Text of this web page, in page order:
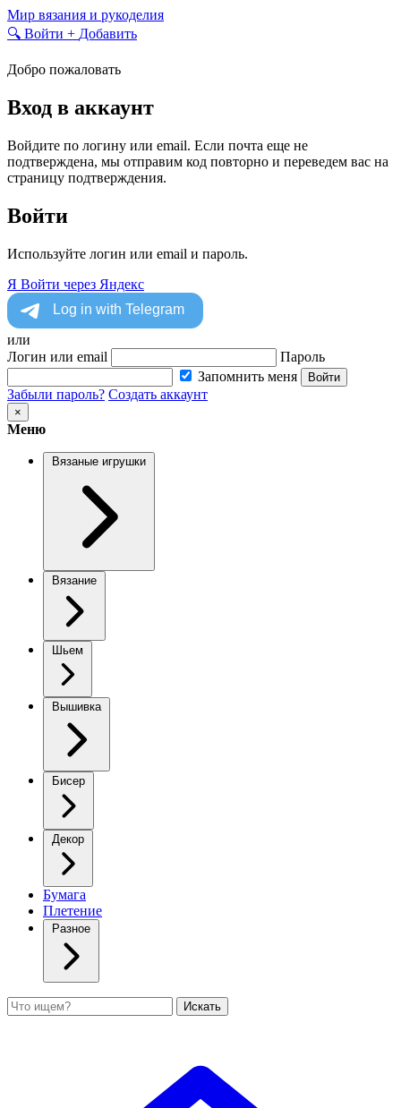
Skip
to
Мир вязания и рукоделия
🔍 Войти + Добавить
Добро пожаловать
Вход в аккаунт
Войдите по логину или email. Если почта еще не
подтверждена, мы отправим код повторно и переведем вас на
страницу подтверждения.
Войти
Используйте логин или email и пароль.
Я Войти через Яндекс
или
Логин или email
Пароль
Запомнить меня
Войти
Забыли пароль? Создать аккаунт
×
Меню
Вязаные игрушки
Вязание
Шьем
Вышивка
Бисер
Декор
Бумага
Плетение
Разное
Поиск Искать